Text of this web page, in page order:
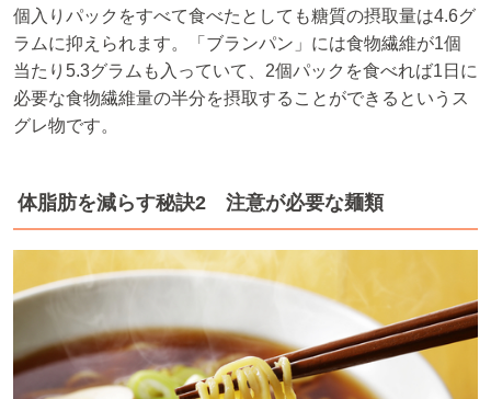
個入りパックをすべて食べたとしても糖質の摂取量は4.6グ
ラムに抑えられます。「ブランパン」には食物繊維が1個
当たり5.3グラムも入っていて、2個パックを食べれば1日に
必要な食物繊維量の半分を摂取することができるというス
グレ物です。
体脂肪を減らす秘訣2 注意が必要な麺類